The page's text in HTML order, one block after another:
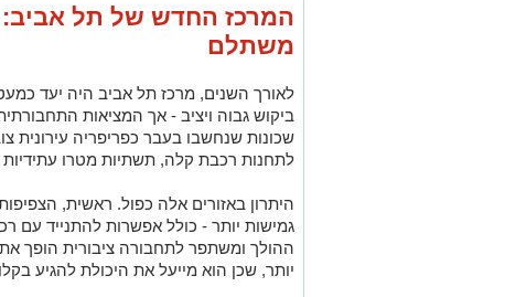
המרכז החדש של תל
משתלם
לאורך השנים, מרכז תל אביב היה יעד
ביקוש גבוה ויציב - אך המציאות
שכונות שנחשבו בעבר כפריפריה עירונית
לתחנות רכבת קלה, תשתיות מטרו עתידיות
היתרון באזורים אלה כפול. ראשית,
גמישות יותר - כולל אפשרות להתנייד עם
ההולך ומשתפר לתחבורה ציבורית הופך
יותר, שכן הוא מייעל את היכולת להגיע